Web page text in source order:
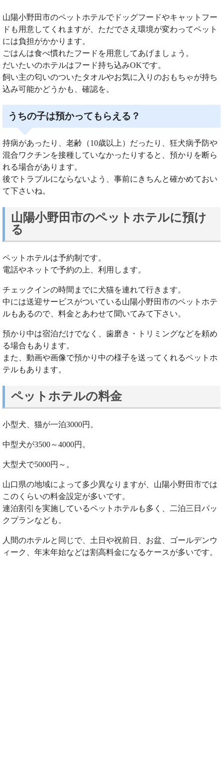
山陽小野田市のペットホテルでドッグフードやキャットフー
ドも用意してくれますが、ただでさえ環境が変わってペット
には負担がかかります。
ごはんは食べ慣れたフードを用意してあげましょう。
だいたいのホテルはフード持ち込みOKです。
飼い主の匂いのついたタオルやお気に入りのおもちゃが持ち
込み可能かどうかも、確認を。
うちの子は預かってもらえる？
持病があったり、老齢（10歳以上）だったり、狂犬病予防や
混合ワクチンを接種していなかったりすると、預かりを断ら
れる場合があります。
後でトラブルにならないよう、事前にきちんと確かめておい
て下さいね。
山陽小野田市のペットホテルに預け
る
ペットホテルは予約制です。
電話やネットで予約の上、利用します。
チェックインの時間までに犬猫を連れて行きます。
中には送迎サービスがついている山陽小野田市のペットホテ
ルもあるので、料金とあわせて聞いてみて下さい。
預かり中は宿泊だけでなく、歯磨き・トリミングなどを頼め
る場合もあります。
また、動画や画像で預かり中の様子を送ってくれるペットホ
テルもあります。
ペットホテルの料金
小型犬、猫が一泊3000円。
中型犬が3500～4000円。
大型犬で5000円～。
山口県の地域によって多少異なりますが、山陽小野田市では
このくらいの料金設定が多いです。
連泊割引を実施しているペットホテルも多く、二泊三日パッ
クプランなども。
人間のホテルと同じで、土日や祝前日、お盆、ゴールデンウ
ィーク、年末年始などは割高料金になるケースが多いです。